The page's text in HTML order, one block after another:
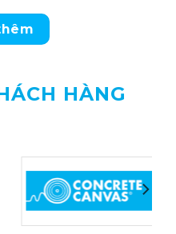
HÀNG